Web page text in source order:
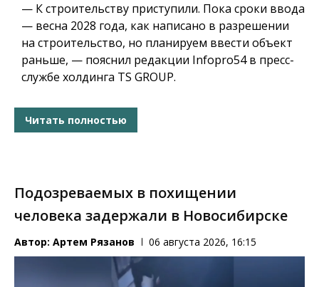
— К строительству приступили. Пока сроки ввода
— весна 2028 года, как написано в разрешении
на строительство, но планируем ввести объект
раньше, — пояснил редакции Infopro54 в пресс-
службе холдинга TS GROUP.
Читать полностью
Подозреваемых в похищении
человека задержали в Новосибирске
Автор: Артем Рязанов 06 августа 2026, 16:15